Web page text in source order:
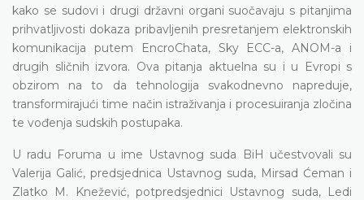
kako se sudovi i drugi državni organi suočavaju s pitanjima
prihvatljivosti dokaza pribavljenih presretanjem elektronskih
komunikacija putem EncroChata, Sky ECC-a, ANOM-a i
drugih sličnih izvora. Ova pitanja aktuelna su i u Evropi s
obzirom na to da tehnologija svakodnevno napreduje,
transformirajući time način istraživanja i procesuiranja zločina
te vođenja sudskih postupaka.
U radu Foruma u ime Ustavnog suda BiH učestvovali su
Valerija Galić, predsjednica Ustavnog suda, Mirsad Ćeman i
Zlatko M. Knežević, potpredsjednici Ustavnog suda, Ledi